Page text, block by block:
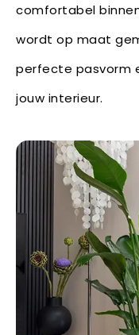
comfortabel
wordt op maat
perfecte pasvorm
jouw interieur.